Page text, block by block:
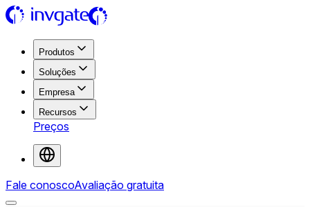
Produtos
Soluções
Empresa
Recursos
Preços
Fale conoscoAvaliação gratuita